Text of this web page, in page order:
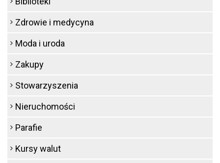
Zdrowie i medycyna
Moda i uroda
Zakupy
Stowarzyszenia
Nieruchomości
Parafie
Kursy walut